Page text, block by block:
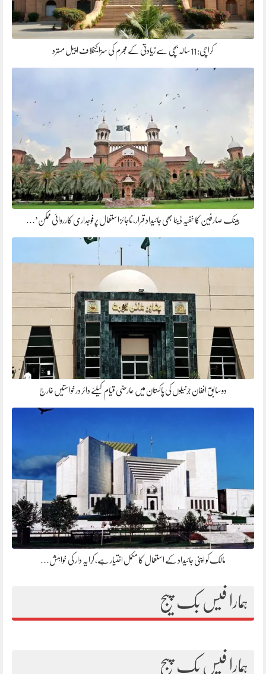
کراچی: 11 سالہ بچی سے زیادتی کے مجرم کی سزا کیخلاف اپیل مسترد
بینک صارفین کا خفیہ ڈیٹا بھی جائیداد قرار، ناجائز استعمال پر فوجداری کارروائی ممکن’…
دو سابق افغان جرنیلوں کی پاکستان میں عارضی قیام کیلئے دائر درخواستیں خارج
مالک کو اپنی جائیداد کے استعمال کا مکمل اختیار ہے، کرایہ دار کی خواہش…
ہمارا فیس بک پیج
ہمارا فیس بک پیج